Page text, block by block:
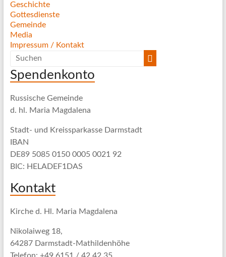
Geschichte
Gottesdienste
Gemeinde
Media
Impressum / Kontakt
Spendenkonto
Russische Gemeinde
d. hl. Maria Magdalena
Stadt- und Kreissparkasse Darmstadt
IBAN
DE89 5085 0150 0005 0021 92
BIC: HELADEF1DAS
Kontakt
Kirche d. Hl. Maria Magdalena
Nikolaiweg 18,
64287 Darmstadt-Mathildenhöhe
Telefon: +49 6151 / 42 42 35